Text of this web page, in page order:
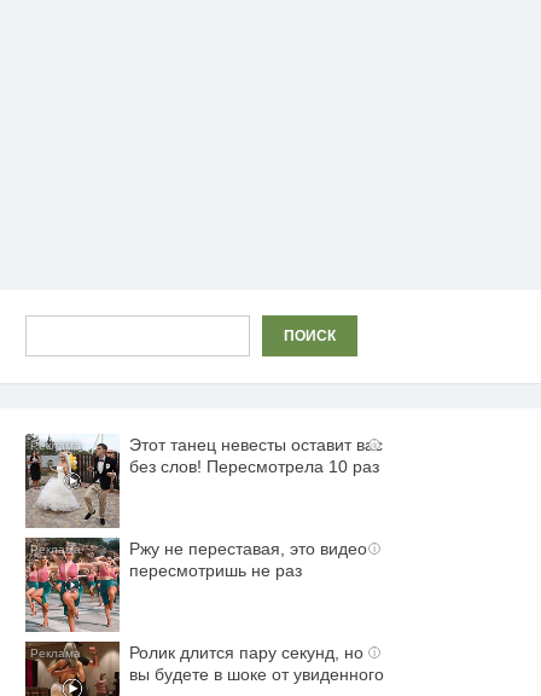
ПОИСК
i
Этот танец невесты оставит вас
без слов! Пересмотрела 10 раз
i
Ржу не переставая, это видео
пересмотришь не раз
i
Ролик длится пару секунд, но
вы будете в шоке от увиденного